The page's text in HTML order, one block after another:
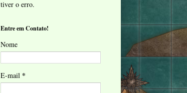
tiver o erro.
Entre em Contato!
Nome
E-mail *